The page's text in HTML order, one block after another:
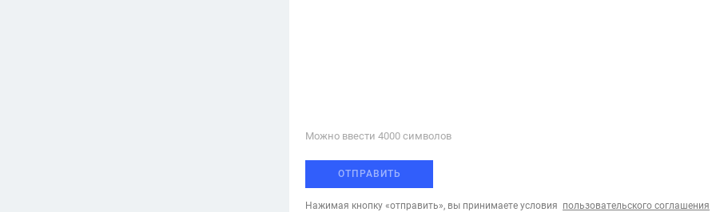
Можно ввести 4000 cимволов
ОТПРАВИТЬ
Нажимая кнопку «отправить», вы принимаете условия пользовательского соглашения